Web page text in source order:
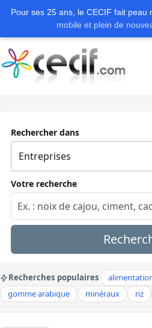
Pour ses 25 ans, le CECIF fait peau
mobile et plein de
Rechercher dans
Votre recherche
Recherches populaires
gomme arabique
minéraux riz